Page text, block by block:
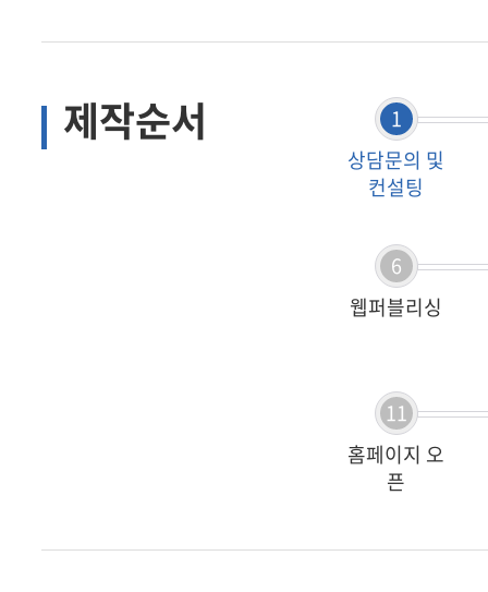
공지
제작순서
1
상담문의 및
컨설팅
6
웹퍼블리싱
11
홈페이지 오
픈